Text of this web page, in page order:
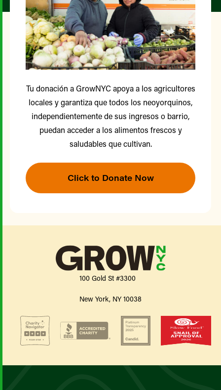
Tu donación a GrowNYC apoya a los agricultores
locales y garantiza que todos los neoyorquinos,
independientemente de sus ingresos o barrio,
puedan acceder a los alimentos frescos y
saludables que cultivan.
Click to Donate Now
100 Gold St #3300
New York, NY 10038